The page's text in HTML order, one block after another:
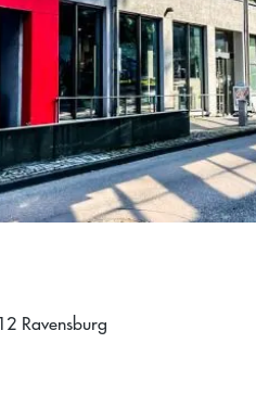
Ravensburg